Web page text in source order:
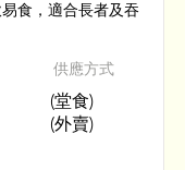
食，適合長者及吞
供應方式
(堂食)
(外賣)